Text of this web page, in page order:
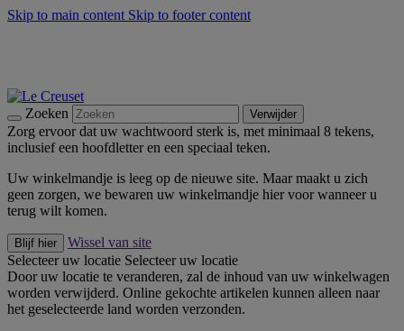
Skip to main content Skip to footer content
Zoeken Verwijder
Zorg ervoor dat uw wachtwoord sterk is, met minimaal 8 tekens,
inclusief een hoofdletter en een speciaal teken.
Uw winkelmandje is leeg op de nieuwe site. Maar maakt u zich
geen zorgen, we bewaren uw winkelmandje hier voor wanneer u
terug wilt komen.
Blijf hier
Wissel van site
Selecteer uw locatie Selecteer uw locatie
Door uw locatie te veranderen, zal de inhoud van uw winkelwagen
worden verwijderd. Online gekochte artikelen kunnen alleen naar
het geselecteerde land worden verzonden.